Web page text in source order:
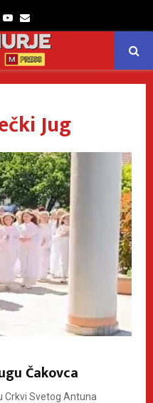
Youtube
Email
Jug
Čakovca
Crkvi Svetog Antuna